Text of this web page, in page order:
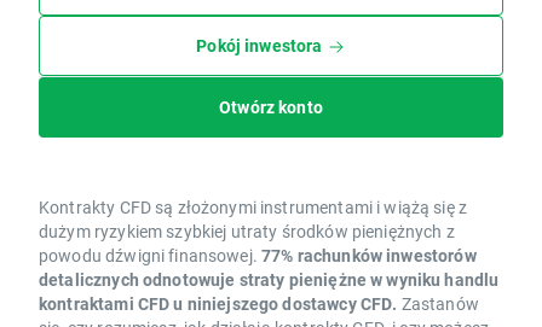
Pokój inwestora
Otwórz konto
Kontrakty CFD są złożonymi instrumentami i wiążą się z
dużym ryzykiem szybkiej utraty środków pieniężnych z
powodu dźwigni finansowej. 77% rachunków inwestorów
detalicznych odnotowuje straty pieniężne w wyniku handlu
kontraktami CFD u niniejszego dostawcy CFD. Zastanów